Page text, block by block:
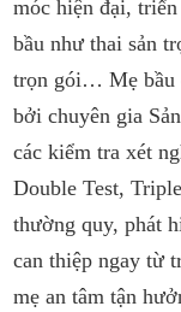
móc hiện đại,
bầu như thai sản
trọn gói… Mẹ bầu
bởi chuyên gia
các kiểm tra xét
Double Test,
thường quy, phát
can thiệp ngay từ
mẹ an tâm tận